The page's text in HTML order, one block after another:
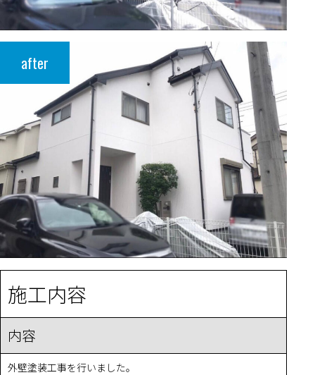
after
施工内容
内容
外壁塗装工事を行いました。